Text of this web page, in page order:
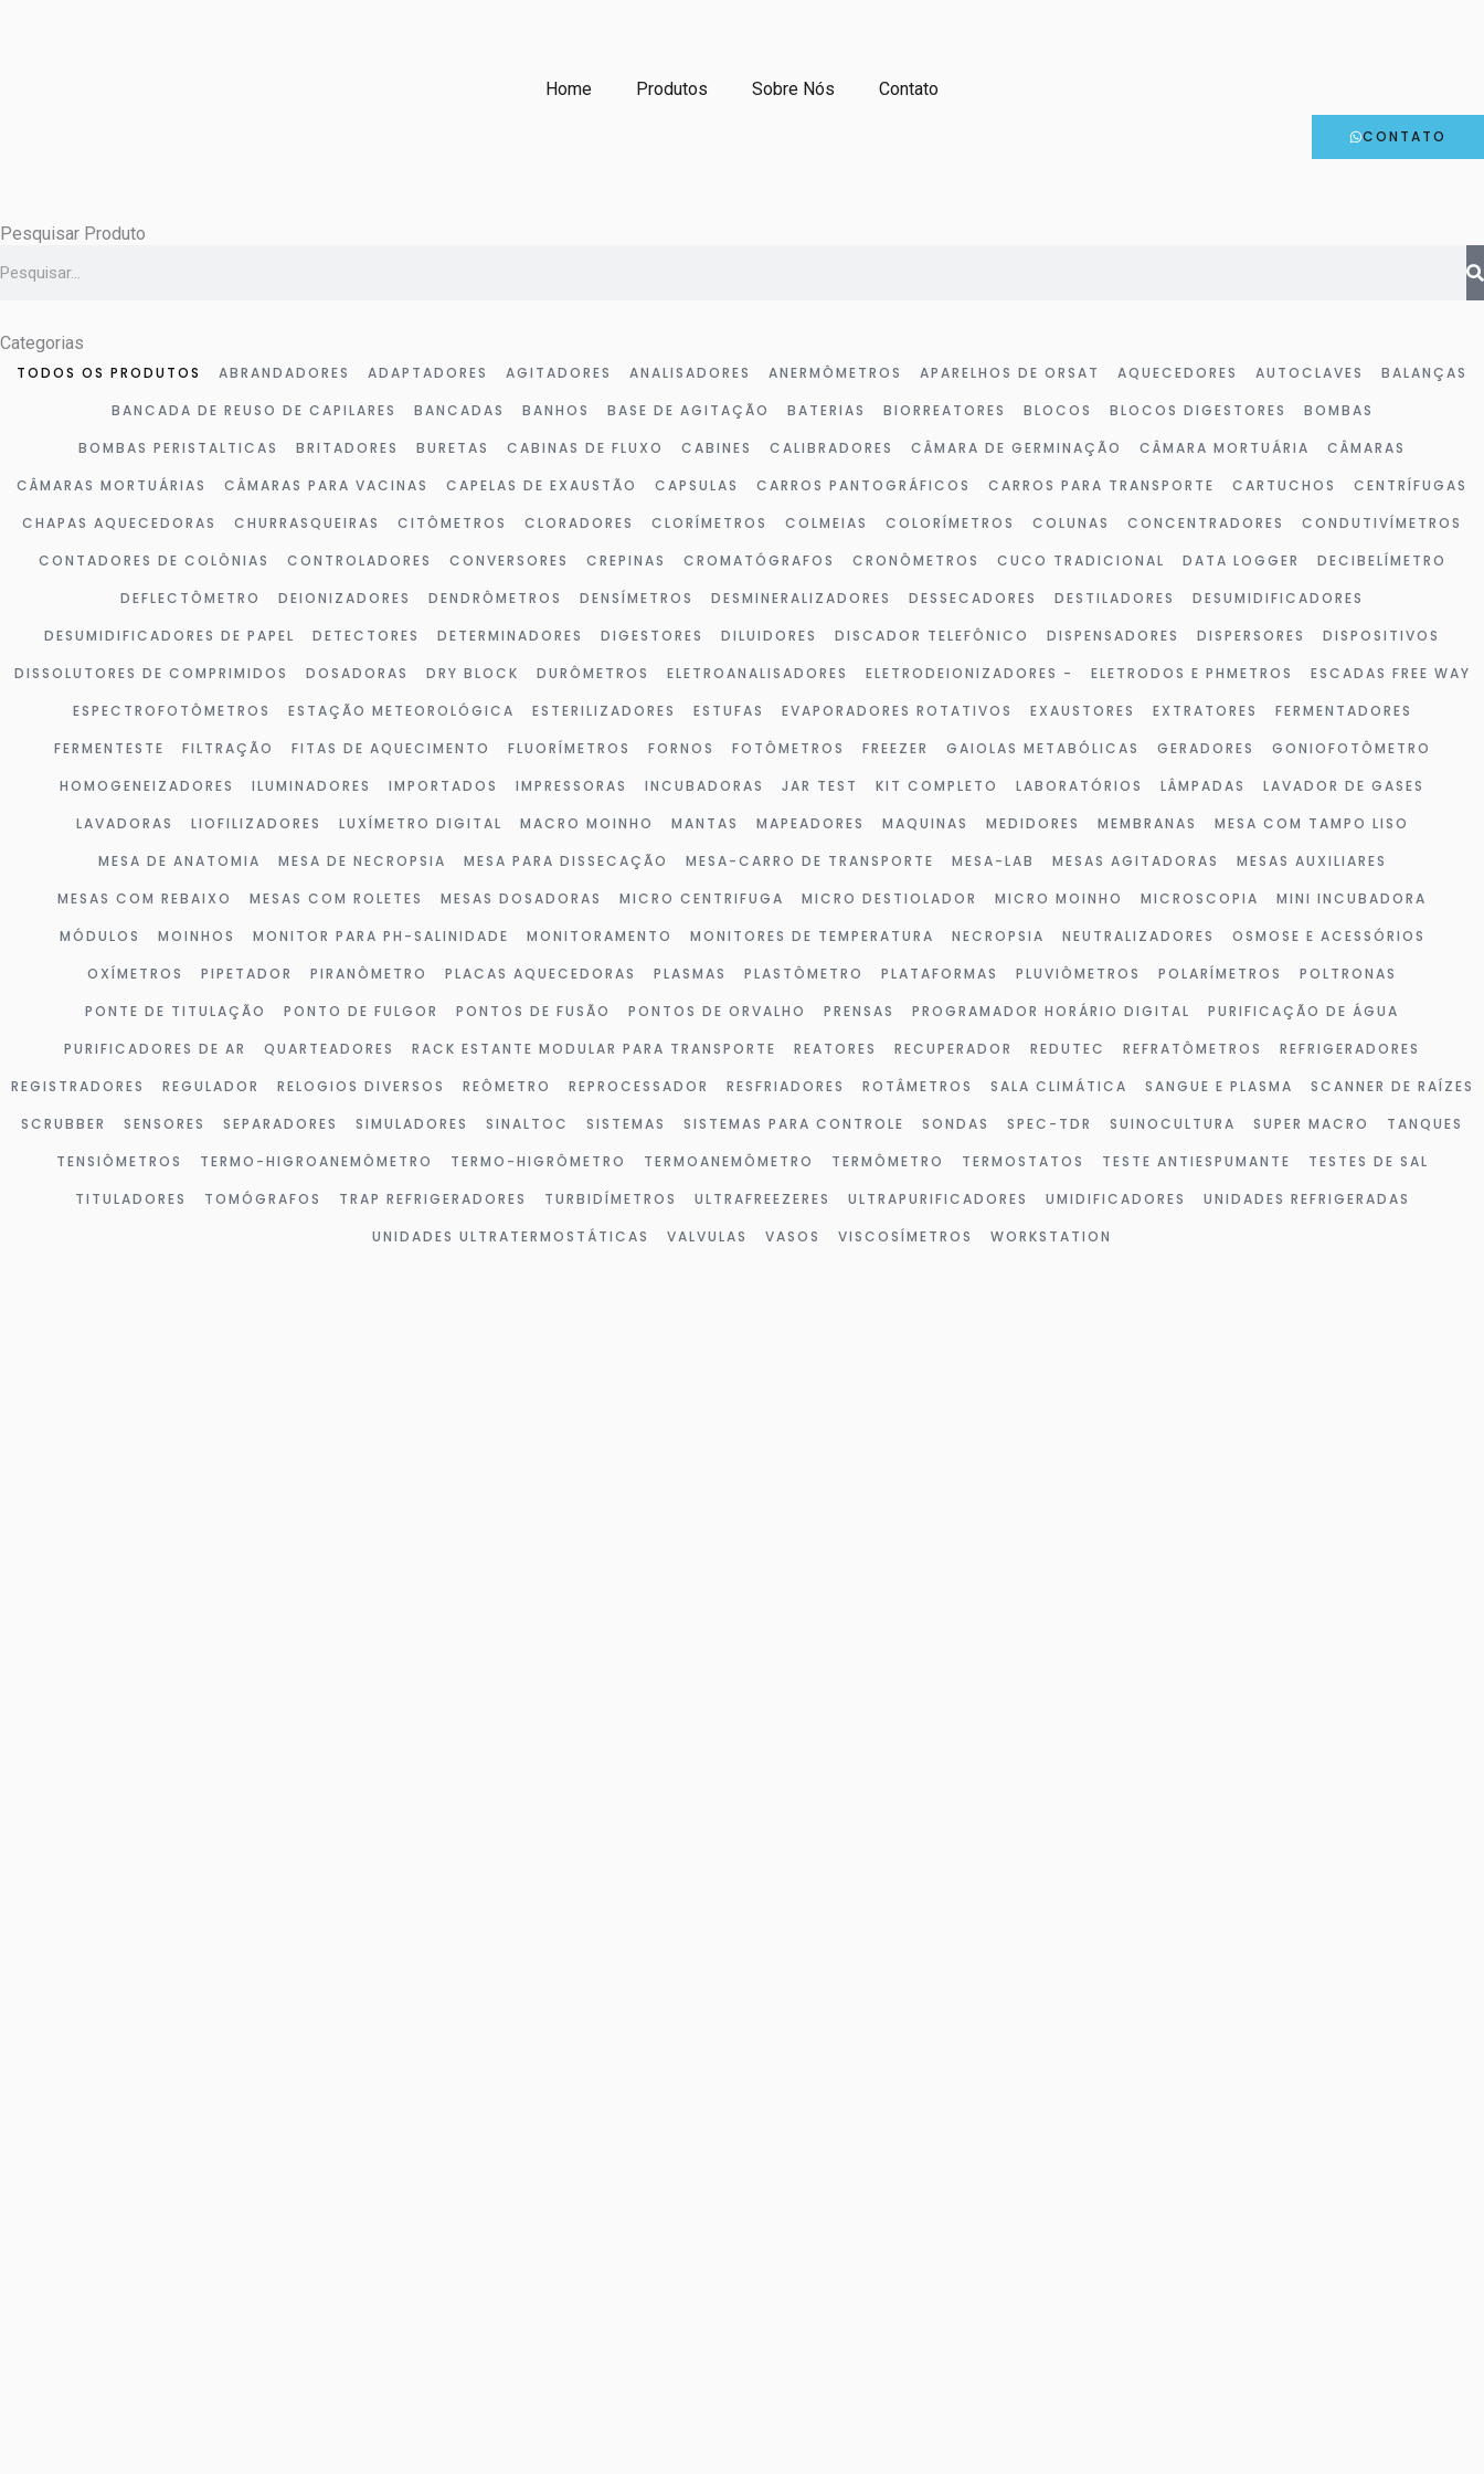
Home Produtos Sobre Nós Contato
CONTATO
Pesquisar Produto
Categorias
ABRANDADORES ADAPTADORES AGITADORES ANALISADORES ANERMÔMETROS APARELHOS DE ORSAT AQUECEDORES AUTOCLAVES
BALANÇAS
BANCADA DE REUSO DE CAPILARES
BANCADAS BANHOS BASE DE AGITAÇÃO BATERIAS BIORREATORES BLOCOS BLOCOS DIGESTORES
BOMBAS
BOMBAS PERISTALTICAS
BRITADORES BURETAS CABINAS DE FLUXO CABINES CALIBRADORES CÂMARA DE GERMINAÇÃO CÂMARA MORTUÁRIA
CÂMARAS
CÂMARAS MORTUÁRIAS
CÂMARAS PARA VACINAS CAPELAS DE EXAUSTÃO CAPSULAS CARROS PANTOGRÁFICOS CARROS PARA TRANSPORTE CARTUCHOS
CENTRÍFUGAS
CHAPAS AQUECEDORAS
CHURRASQUEIRAS CITÔMETROS CLORADORES CLORÍMETROS COLMEIAS COLORÍMETROS COLUNAS CONCENTRADORES
CONDUTIVÍMETROS
CONTADORES DE COLÔNIAS
CONTROLADORES CONVERSORES CREPINAS CROMATÓGRAFOS CRONÔMETROS CUCO TRADICIONAL DATA LOGGER
DECIBELÍMETRO
DEFLECTÔMETRO
DEIONIZADORES DENDRÔMETROS DENSÍMETROS DESMINERALIZADORES DESSECADORES DESTILADORES
DESUMIDIFICADORES
DESUMIDIFICADORES DE PAPEL
DETECTORES DETERMINADORES DIGESTORES DILUIDORES DISCADOR TELEFÔNICO DISPENSADORES DISPERSORES
DISPOSITIVOS
DISSOLUTORES DE COMPRIMIDOS
DOSADORAS DRY BLOCK DURÔMETROS ELETROANALISADORES ELETRODEIONIZADORES - ELETRODOS E PHMETROS
ESCADAS FREE WAY
ESPECTROFOTÔMETROS
ESTAÇÃO METEOROLÓGICA ESTERILIZADORES ESTUFAS EVAPORADORES ROTATIVOS EXAUSTORES EXTRATORES
FERMENTADORES
FERMENTESTE
FILTRAÇÃO FITAS DE AQUECIMENTO FLUORÍMETROS FORNOS FOTÔMETROS FREEZER GAIOLAS METABÓLICAS GERADORES
GONIOFOTÔMETRO
HOMOGENEIZADORES
ILUMINADORES IMPORTADOS IMPRESSORAS INCUBADORAS JAR TEST KIT COMPLETO LABORATÓRIOS LÂMPADAS
LAVADOR DE GASES
LAVADORAS
LIOFILIZADORES LUXÍMETRO DIGITAL MACRO MOINHO MANTAS MAPEADORES MAQUINAS MEDIDORES MEMBRANAS
MESA COM TAMPO LISO
MESA DE ANATOMIA
MESA DE NECROPSIA MESA PARA DISSECAÇÃO MESA-CARRO DE TRANSPORTE MESA-LAB MESAS AGITADORAS
MESAS AUXILIARES
MESAS COM REBAIXO
MESAS COM ROLETES MESAS DOSADORAS MICRO CENTRIFUGA MICRO DESTIOLADOR MICRO MOINHO MICROSCOPIA
MINI INCUBADORA
MÓDULOS
MOINHOS MONITOR PARA PH-SALINIDADE MONITORAMENTO MONITORES DE TEMPERATURA NECROPSIA NEUTRALIZADORES
OSMOSE E ACESSÓRIOS
OXÍMETROS
PIPETADOR PIRANÔMETRO PLACAS AQUECEDORAS PLASMAS PLASTÔMETRO PLATAFORMAS PLUVIÔMETROS POLARÍMETROS
POLTRONAS
PONTE DE TITULAÇÃO
PONTO DE FULGOR PONTOS DE FUSÃO PONTOS DE ORVALHO PRENSAS PROGRAMADOR HORÁRIO DIGITAL
PURIFICAÇÃO DE ÁGUA
PURIFICADORES DE AR
QUARTEADORES RACK ESTANTE MODULAR PARA TRANSPORTE REATORES RECUPERADOR REDUTEC REFRATÔMETROS
REFRIGERADORES
REGISTRADORES
REGULADOR RELOGIOS DIVERSOS REÔMETRO REPROCESSADOR RESFRIADORES ROTÂMETROS SALA CLIMÁTICA SANGUE E PLASMA
SCANNER DE RAÍZES
SCRUBBER
SENSORES SEPARADORES SIMULADORES SINALTOC SISTEMAS SISTEMAS PARA CONTROLE SONDAS SPEC-TDR SUINOCULTURA SUPER MACRO
TANQUES
TENSIÔMETROS
TERMO-HIGROANEMÔMETRO TERMO-HIGRÔMETRO TERMOANEMÔMETRO TERMÔMETRO TERMOSTATOS TESTE ANTIESPUMANTE
TESTES DE SAL
TITULADORES
TOMÓGRAFOS TRAP REFRIGERADORES TURBIDÍMETROS ULTRAFREEZERES ULTRAPURIFICADORES UMIDIFICADORES
UNIDADES REFRIGERADAS
UNIDADES ULTRATERMOSTÁTICAS
VALVULAS VASOS VISCOSÍMETROS WORKSTATION
TODOS OS PRODUTOS